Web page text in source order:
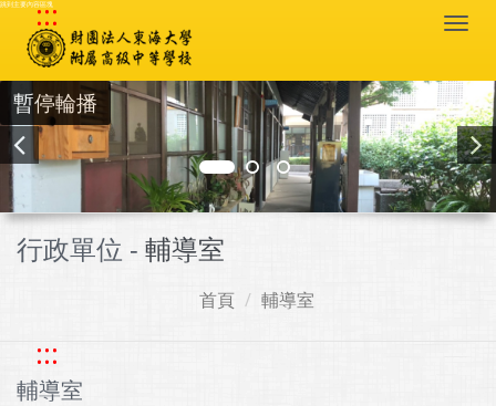
跳到主要內容區塊
:::
暫停輪播
行政單位 - 輔導室
首頁 輔導室
:::
輔導室